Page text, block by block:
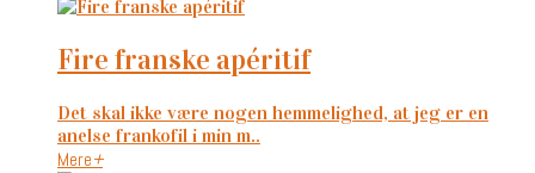
fire franske apéritif
Det skal ikke være nogen hemmelighed, at jeg er en
anelse frankofil i min m..
Mere+